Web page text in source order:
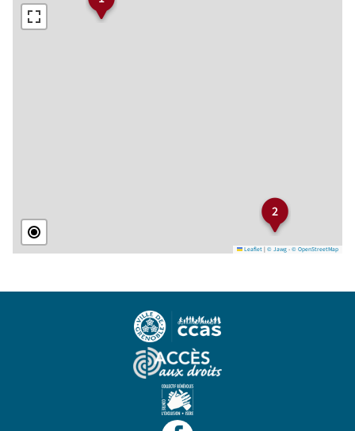
2
Leaflet|© Jawg-© OpenStreetMap